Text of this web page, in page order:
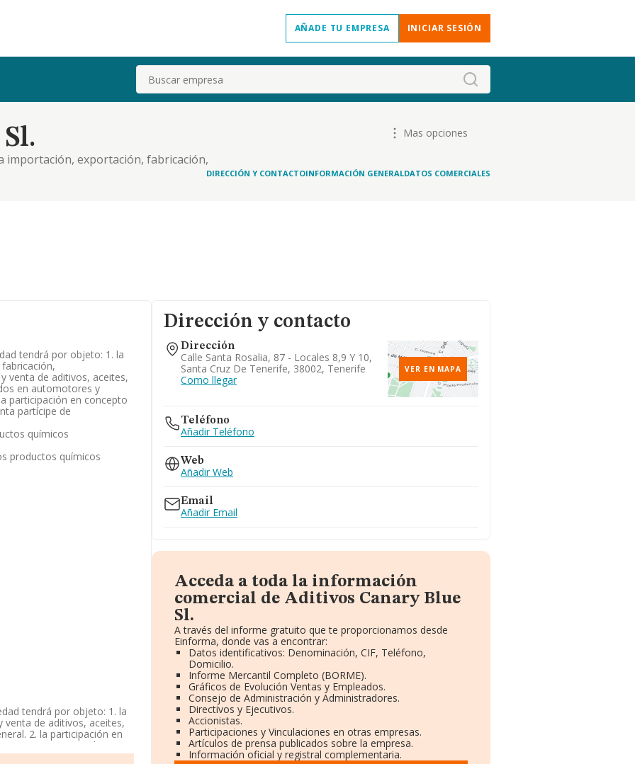
AÑADE TU EMPRESA INICIAR SESIÓN
Buscar
importación, exportación, fabricación,
lubricantes y bases utilizados en automotores y
Mas opciones
DIRECCIÓN Y CONTACTOINFORMACIÓN GENERALDATOS COMERCIALES
tendrá por objeto: 1. la
venta de aditivos, aceites,
en automotores y
participación en concepto
partícipe de
químicos
productos químicos
tendrá por objeto: 1. la
de aditivos, aceites,
2. la participación en
inscrita en el
a 2059 con código
Dirección y contacto
Dirección
Calle Santa Rosalia, 87 - Locales 8,9 Y 10,
Santa Cruz De Tenerife, 38002, Tenerife
Como llegar
VER EN MAPA
Teléfono
Añadir Teléfono
Web
Añadir Web
Email
Añadir Email
Acceda a toda la información
comercial de Aditivos Canary Blue
Sl.
A través del informe gratuito que te proporcionamos desde
Einforma, donde vas a encontrar:
Datos identificativos: Denominación, CIF, Teléfono,
Domicilio.
Informe Mercantil Completo (BORME).
Gráficos de Evolución Ventas y Empleados.
Consejo de Administración y Administradores.
Directivos y Ejecutivos.
Accionistas.
Participaciones y Vinculaciones en otras empresas.
Artículos de prensa publicados sobre la empresa.
Información oficial y registral complementaria.